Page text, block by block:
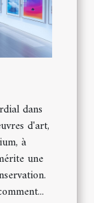
dans
d'art,
à
une